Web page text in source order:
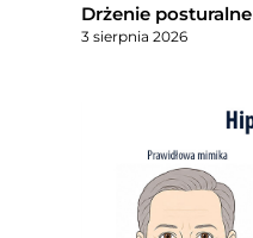
Drżenie posturalne
3 sierpnia 2026